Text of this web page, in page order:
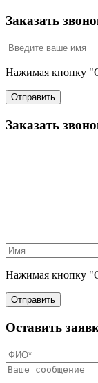
Заказать
Нажимая кнопку
Отправить
Заказать
Нажимая кнопку
Отправить
Оставить